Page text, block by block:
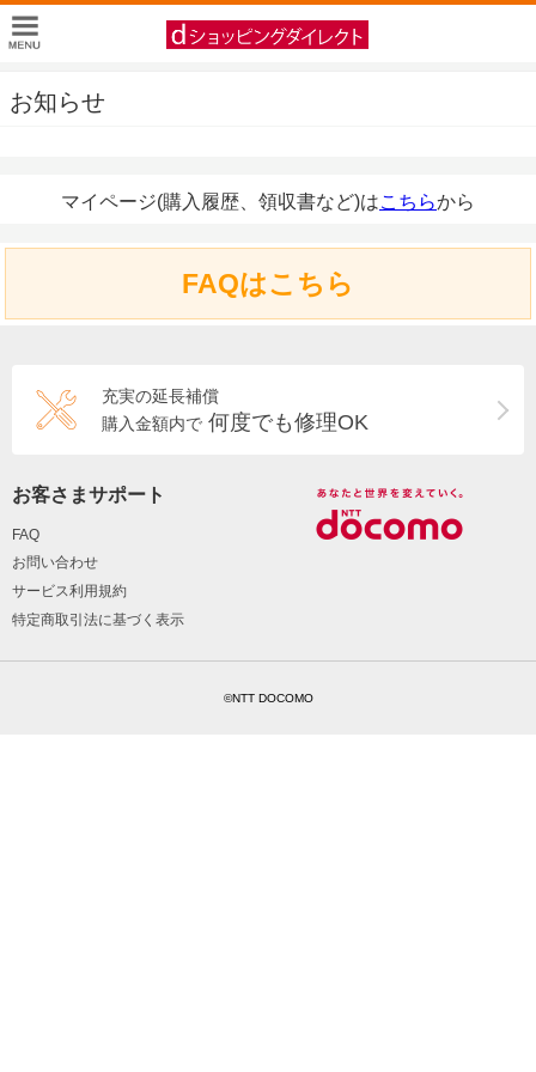
お知らせ
マイページ(購入履歴、領収書など)はこちらから
FAQはこちら
充実の延長補償
購入金額内で 何度でも修理OK
お客さまサポート
FAQ
お問い合わせ
サービス利用規約
特定商取引法に基づく表示
©NTT DOCOMO